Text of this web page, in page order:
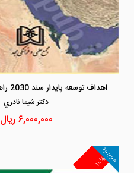
دكتر شيما نادري
۶,۰۰۰,۰۰۰ریال
۱۰%
موجود